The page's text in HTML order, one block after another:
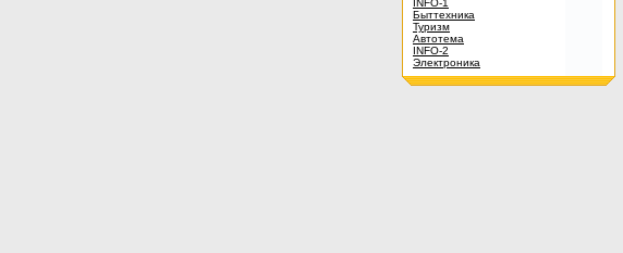
INFO-1
Быттехника
Туризм
Автотема
INFO-2
Электроника